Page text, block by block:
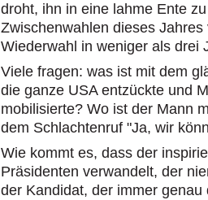
droht, ihn in eine lahme Ente
Zwischenwahlen dieses
Wiederwahl in weniger als drei
Viele fragen: was ist mit dem
die ganze USA entzückte und
mobilisierte? Wo ist der Mann
dem Schlachtenruf "Ja, wir
Wie kommt es, dass der
Präsidenten verwandelt, der
der Kandidat, der immer